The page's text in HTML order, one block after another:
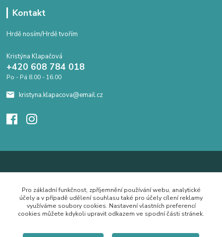
Kontakt
Hrdě nosím/Hrdě tvořím
Kristýna Klapačová
+420 608 784 018
Po - Pá 8.00 - 16.00
kristyna.klapacova@email.cz
Pro základní funkčnost, zpříjemnění používání webu, analytické
účely a v případě udělení souhlasu také pro účely cílení reklamy
využíváme soubory cookies. Nastavení vlastních preferencí
cookies můžete kdykoli upravit odkazem ve spodní části stránek.